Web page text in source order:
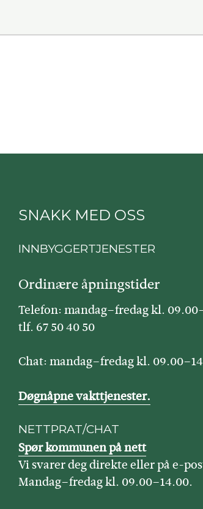
SNAKK MED OSS
INNBYGGERTJENESTER
Ordinære åpningstider
Telefon: mandag–fredag kl.
tlf. 67 50 40 50
Chat: mandag–fredag kl.
Døgnåpne vakttjenester.
NETTPRAT/CHAT
Spør kommunen på nett
Vi svarer deg direkte eller på e-
Mandag–fredag kl. 09.00–14.00.